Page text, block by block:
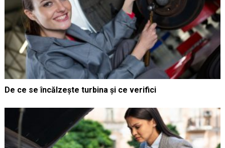
De ce se încălzește turbina și ce verifici